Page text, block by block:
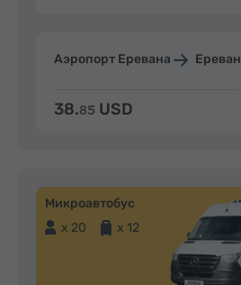
Аэропорт Еревана Ереван
38.85 USD
Микроавтобус
x 20
x 12